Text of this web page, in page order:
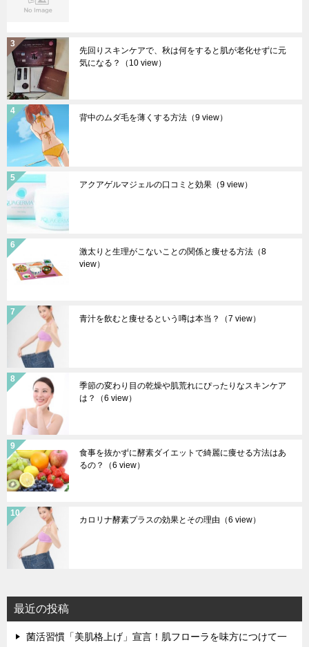
先回りスキンケアで、秋は何をすると肌が老化せずに元
気になる？
（10 view）
背中のムダ毛を薄くする方法 （9 view）
アクアゲルマジェルの口コミと効果 （9 view）
激太りと生理がこないことの関係と痩せる方法 （8
view）
青汁を飲むと痩せるという噂は本当？ （7 view）
季節の変わり目の乾燥や肌荒れにぴったりなスキンケア
は？
（6 view）
食事を抜かずに酵素ダイエットで綺麗に痩せる方法はあ
るの？
（6 view）
カロリナ酵素プラスの効果とその理由 （6 view）
最近の投稿
菌活習慣「美肌格上げ」宣言！肌フローラを味方につけて一